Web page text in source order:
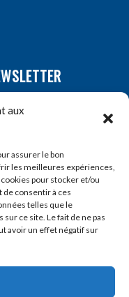
aux
assurer le bon
les meilleures expériences,
pour stocker et/ou
de consentir à ces
telles que le
ce site. Le fait de ne pas
avoir un effet négatif sur